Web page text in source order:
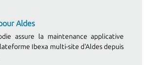
Aldes
assure la maintenance applicative
Ibexa multi-site d'Aldes depuis